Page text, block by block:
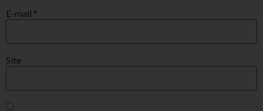
E-mail *
Site